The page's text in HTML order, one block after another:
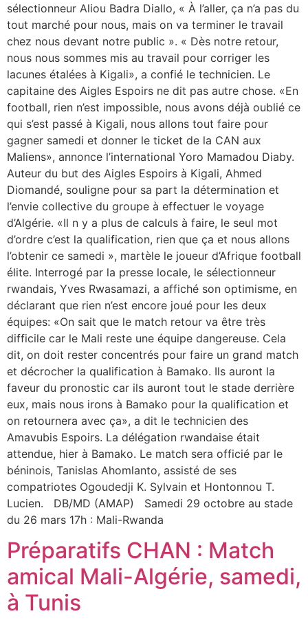
sélectionneur Aliou Badra Diallo, « À l’aller, ça n’a pas du
tout marché pour nous, mais on va terminer le travail
chez nous devant notre public ». « Dès notre retour,
nous nous sommes mis au travail pour corriger les
lacunes étalées à Kigali», a confié le technicien. Le
capitaine des Aigles Espoirs ne dit pas autre chose. «En
football, rien n’est impossible, nous avons déjà oublié ce
qui s’est passé à Kigali, nous allons tout faire pour
gagner samedi et donner le ticket de la CAN aux
Maliens», annonce l’international Yoro Mamadou Diaby.
Auteur du but des Aigles Espoirs à Kigali, Ahmed
Diomandé, souligne pour sa part la détermination et
l’envie collective du groupe à effectuer le voyage
d’Algérie. «Il n y a plus de calculs à faire, le seul mot
d’ordre c’est la qualification, rien que ça et nous allons
l’obtenir ce samedi », martèle le joueur d’Afrique football
élite. Interrogé par la presse locale, le sélectionneur
rwandais, Yves Rwasamazi, a affiché son optimisme, en
déclarant que rien n’est encore joué pour les deux
équipes: «On sait que le match retour va être très
difficile car le Mali reste une équipe dangereuse. Cela
dit, on doit rester concentrés pour faire un grand match
et décrocher la qualification à Bamako. Ils auront la
faveur du pronostic car ils auront tout le stade derrière
eux, mais nous irons à Bamako pour la qualification et
on retournera avec ça», a dit le technicien des
Amavubis Espoirs. La délégation rwandaise était
attendue, hier à Bamako. Le match sera officié par le
béninois, Tanislas Ahomlanto, assisté de ses
compatriotes Ogoudedji K. Sylvain et Hontonnou T.
Lucien. DB/MD (AMAP) Samedi 29 octobre au stade
du 26 mars 17h : Mali-Rwanda
Préparatifs CHAN : Match
amical Mali-Algérie, samedi,
à Tunis